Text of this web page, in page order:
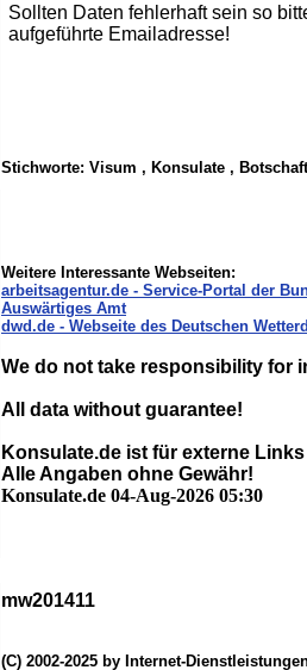
Sollten Daten fehlerhaft sein so
aufgeführte Emailadresse!
Stichworte: Visum , Konsulate ,
Weitere Interessante Webseiten:
arbeitsagentur.de - Service-Portal der
Auswärtiges Amt
dwd.de - Webseite des Deutschen
We do not take responsibility for
All data without guarantee!
Konsulate.de ist für externe
Alle Angaben ohne Gewähr!
Konsulate.de 04-Aug-2026 05:30
mw201411
(C) 2002-2025 by Internet-